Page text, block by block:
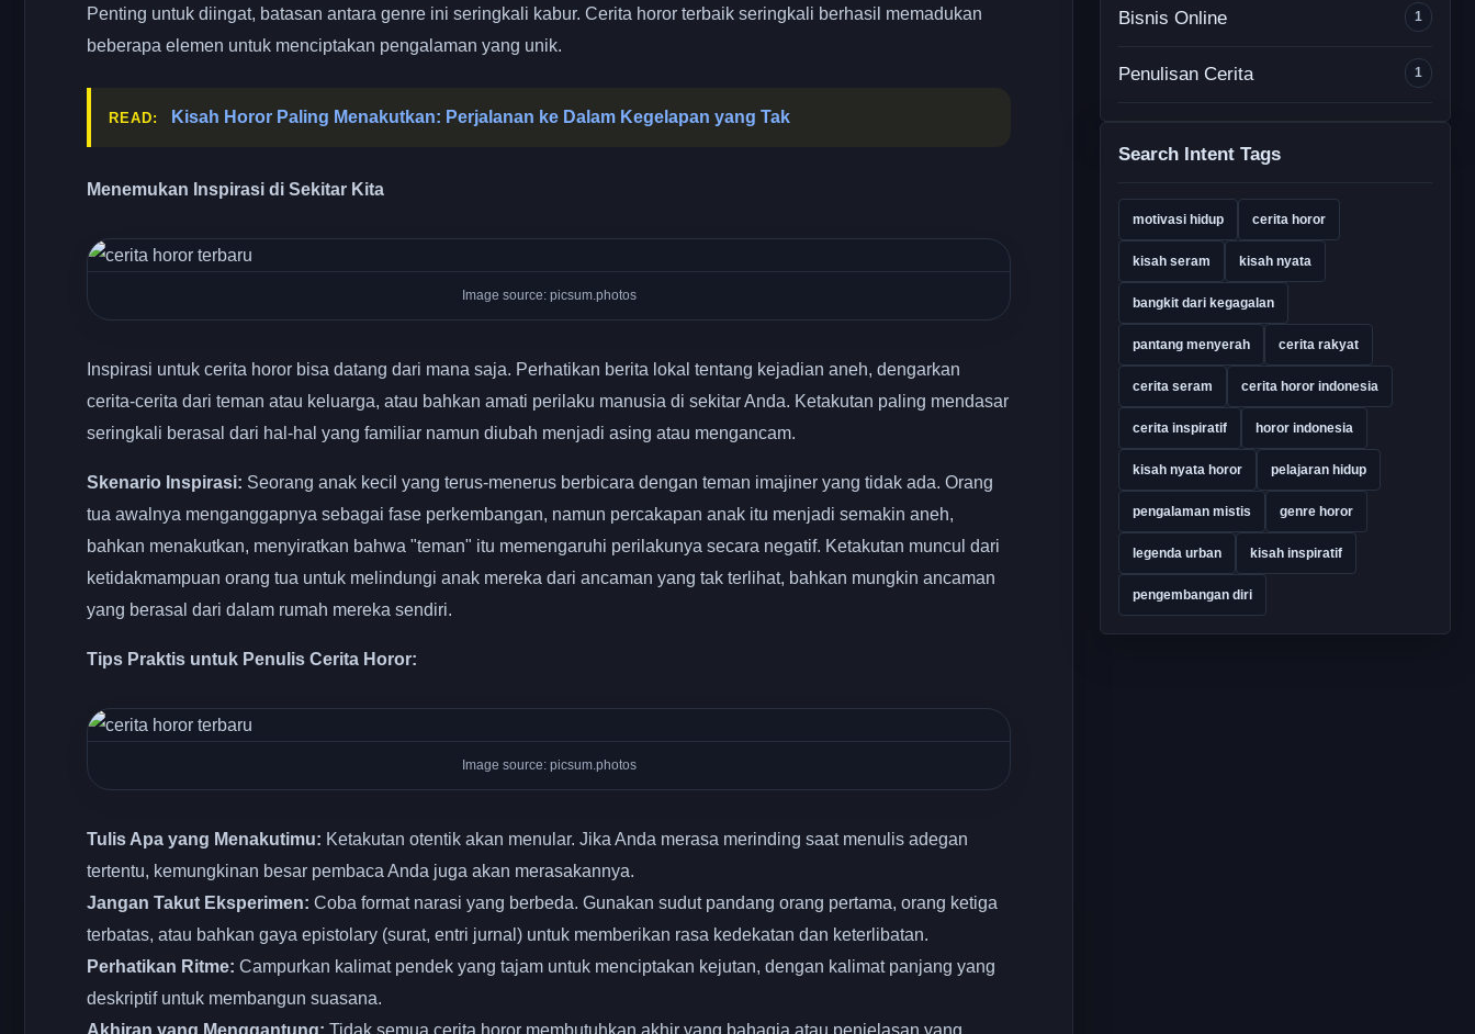
Penting untuk diingat, batasan antara genre ini seringkali kabur. Cerita horor terbaik seringkali berhasil memadukan
beberapa elemen untuk menciptakan pengalaman yang unik.
READ: Kisah Horor Paling Menakutkan: Perjalanan ke Dalam Kegelapan yang Tak
Menemukan Inspirasi di Sekitar Kita
Image source: picsum.photos
Inspirasi untuk cerita horor bisa datang dari mana saja. Perhatikan berita lokal tentang kejadian aneh, dengarkan
cerita-cerita dari teman atau keluarga, atau bahkan amati perilaku manusia di sekitar Anda. Ketakutan paling mendasar
seringkali berasal dari hal-hal yang familiar namun diubah menjadi asing atau mengancam.
Skenario Inspirasi: Seorang anak kecil yang terus-menerus berbicara dengan teman imajiner yang tidak ada. Orang
tua awalnya menganggapnya sebagai fase perkembangan, namun percakapan anak itu menjadi semakin aneh,
bahkan menakutkan, menyiratkan bahwa "teman" itu memengaruhi perilakunya secara negatif. Ketakutan muncul dari
ketidakmampuan orang tua untuk melindungi anak mereka dari ancaman yang tak terlihat, bahkan mungkin ancaman
yang berasal dari dalam rumah mereka sendiri.
Tips Praktis untuk Penulis Cerita Horor:
Image source: picsum.photos
Tulis Apa yang Menakutimu: Ketakutan otentik akan menular. Jika Anda merasa merinding saat menulis adegan
tertentu, kemungkinan besar pembaca Anda juga akan merasakannya.
Jangan Takut Eksperimen: Coba format narasi yang berbeda. Gunakan sudut pandang orang pertama, orang ketiga
terbatas, atau bahkan gaya epistolary (surat, entri jurnal) untuk memberikan rasa kedekatan dan keterlibatan.
Perhatikan Ritme: Campurkan kalimat pendek yang tajam untuk menciptakan kejutan, dengan kalimat panjang yang
deskriptif untuk membangun suasana.
Akhiran yang Menggantung: Tidak semua cerita horor membutuhkan akhir yang bahagia atau penjelasan yang
Bisnis Online 1
Penulisan Cerita 1
Search Intent Tags
motivasi hidup cerita horor
kisah seram kisah nyata
bangkit dari kegagalan
pantang menyerah cerita rakyat
cerita seram cerita horor indonesia
cerita inspiratif horor indonesia
kisah nyata horor pelajaran hidup
pengalaman mistis genre horor
legenda urban kisah inspiratif
pengembangan diri